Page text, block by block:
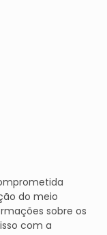
do meio
sobre os
com a